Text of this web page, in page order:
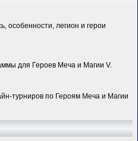
особенности, легион и герои
для Героев Меча и Магии V.
турниров по Героям Меча и Магии